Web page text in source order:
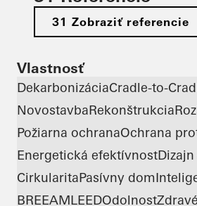
31 Zobraziť referencie
Vlastnosť
DekarbonizáciaCradle-to-
NovostavbaRekonštrukcia
Požiarna ochranaOchrana
Energetická efektívnosť
CirkularitaPasívny dom
BREEAMLEEDOdolnosť